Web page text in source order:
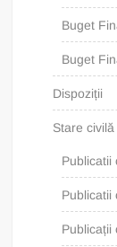
Buget
Buget
Dispoziții
Stare civilă
Publicatii
Publicatii
Publicații